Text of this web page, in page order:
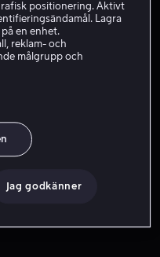
positionering. Aktivt
Lagra
en enhet.
reklam- och
målgrupp och
Jag godkänner